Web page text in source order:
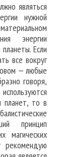
являться
нужной
энергии
Если
все вокруг
— любые
говоря,
то в
принцип
магических
рекомендую